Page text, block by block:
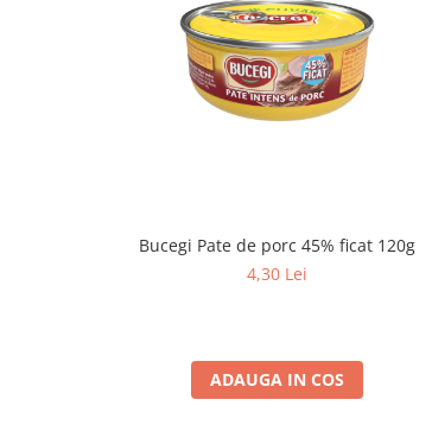
Bucegi Pate de porc 45% ficat 120g
4,30 Lei
ADAUGA IN COS